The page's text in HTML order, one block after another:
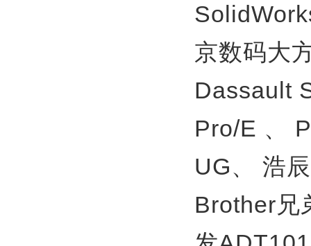
京数码大
Dassault
Pro/E 、
UG、
浩
Brother兄